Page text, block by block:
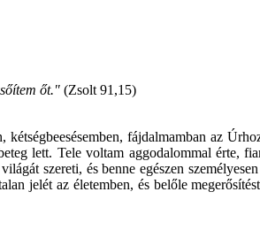
őt." (Zsolt 91,15)
fájdalmamban az
lett. Tele voltam aggodalommal érte,
szereti, és benne egészen
jelét az életemben, és belőle